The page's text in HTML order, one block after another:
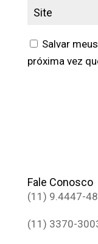
Salvar
próxima vez
Fale Conosco
(11) 9.4447-
(11) 3370-